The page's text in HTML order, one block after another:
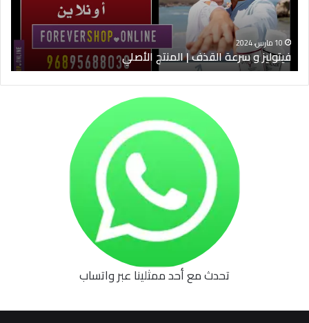
الأصلي
10 مارس، 2024
فيتوليز و سرعة القذف | المنتج الأصلي
تحدث مع أحد ممثلينا عبر واتساب